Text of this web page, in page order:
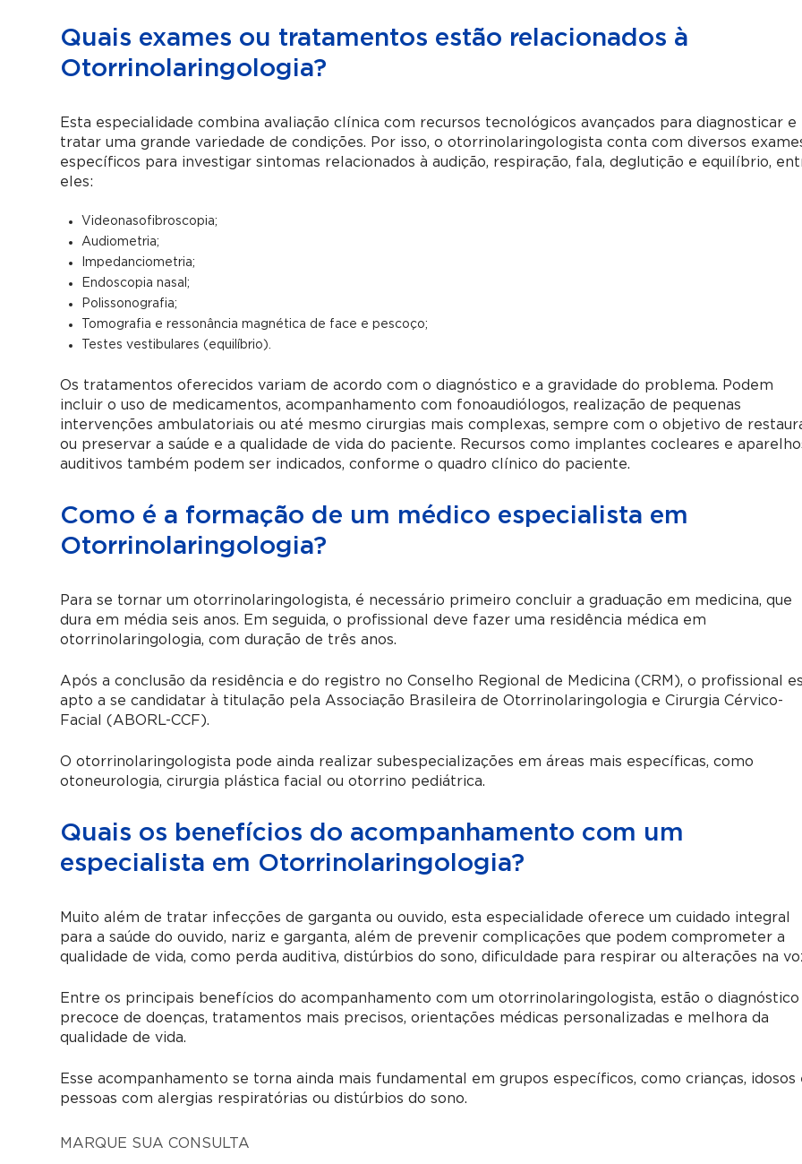
Quais exames ou tratamentos estão relacionados à
Otorrinolaringologia?
Esta especialidade combina avaliação clínica com recursos tecnológicos avançados para diagnosticar e
tratar uma grande variedade de condições. Por isso, o otorrinolaringologista conta com diversos
específicos para investigar sintomas relacionados à audição, respiração, fala, deglutição e equilíbrio,
eles:
Videonasofibroscopia;
Audiometria;
Impedanciometria;
Endoscopia nasal;
Polissonografia;
Tomografia e ressonância magnética de face e pescoço;
Testes vestibulares (equilíbrio).
Os tratamentos oferecidos variam de acordo com o diagnóstico e a gravidade do problema. Podem
incluir o uso de medicamentos, acompanhamento com fonoaudiólogos, realização de pequenas
intervenções ambulatoriais ou até mesmo cirurgias mais complexas, sempre com o objetivo de
ou preservar a saúde e a qualidade de vida do paciente. Recursos como implantes cocleares e
auditivos também podem ser indicados, conforme o quadro clínico do paciente.
Como é a formação de um médico especialista em
Otorrinolaringologia?
Para se tornar um otorrinolaringologista, é necessário primeiro concluir a graduação em medicina, que
dura em média seis anos. Em seguida, o profissional deve fazer uma residência médica em
otorrinolaringologia, com duração de três anos.
Após a conclusão da residência e do registro no Conselho Regional de Medicina (CRM), o profissional
apto a se candidatar à titulação pela Associação Brasileira de Otorrinolaringologia e Cirurgia Cérvico-
Facial (ABORL-CCF).
O otorrinolaringologista pode ainda realizar subespecializações em áreas mais específicas, como
otoneurologia, cirurgia plástica facial ou otorrino pediátrica.
Quais os benefícios do acompanhamento com um
especialista em Otorrinolaringologia?
Muito além de tratar infecções de garganta ou ouvido, esta especialidade oferece um cuidado integral
para a saúde do ouvido, nariz e garganta, além de prevenir complicações que podem comprometer a
qualidade de vida, como perda auditiva, distúrbios do sono, dificuldade para respirar ou alterações na
Entre os principais benefícios do acompanhamento com um otorrinolaringologista, estão o diagnóstico
precoce de doenças, tratamentos mais precisos, orientações médicas personalizadas e melhora da
qualidade de vida.
Esse acompanhamento se torna ainda mais fundamental em grupos específicos, como crianças, idosos
pessoas com alergias respiratórias ou distúrbios do sono.
MARQUE SUA CONSULTA